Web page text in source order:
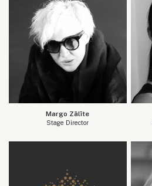
Margo Zālīte
Stage Director